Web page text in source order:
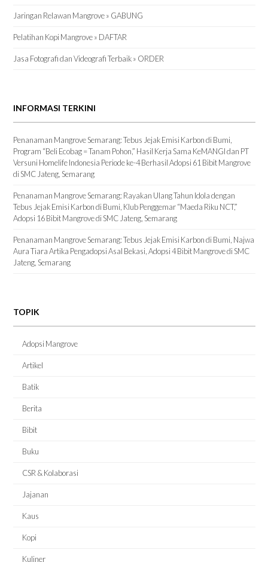
Jaringan Relawan Mangrove » GABUNG
Pelatihan Kopi Mangrove » DAFTAR
Jasa Fotografi dan Videografi Terbaik » ORDER
INFORMASI TERKINI
Penanaman Mangrove Semarang: Tebus Jejak Emisi Karbon di Bumi,
Program “Beli Ecobag = Tanam Pohon,” Hasil Kerja Sama KeMANGI dan PT
Versuni Homelife Indonesia Periode ke-4 Berhasil Adopsi 61 Bibit Mangrove
di SMC Jateng, Semarang
Penanaman Mangrove Semarang: Rayakan Ulang Tahun Idola dengan
Tebus Jejak Emisi Karbon di Bumi, Klub Penggemar “Maeda Riku NCT,”
Adopsi 16 Bibit Mangrove di SMC Jateng, Semarang
Penanaman Mangrove Semarang: Tebus Jejak Emisi Karbon di Bumi, Najwa
Aura Tiara Artika Pengadopsi Asal Bekasi, Adopsi 4 Bibit Mangrove di SMC
Jateng, Semarang
TOPIK
Adopsi Mangrove
Artikel
Batik
Berita
Bibit
Buku
CSR & Kolaborasi
Jajanan
Kaus
Kopi
Kuliner